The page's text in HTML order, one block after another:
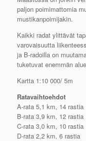
paljon poimimattomia
mustikanpoimijakin.
Kaikki radat ylittävät
varovaisuutta
ja B-radoilla on
tuketuvat enemmän
Kartta 1:10 000/ 5m
Ratavaihtoehdot
A-rata 5,1 km, 14 rastia
B-rata 3,9 km, 12 rastia
C-rata 3,0 km, 10 rastia
D-rata 2,2 km, 6 rastia